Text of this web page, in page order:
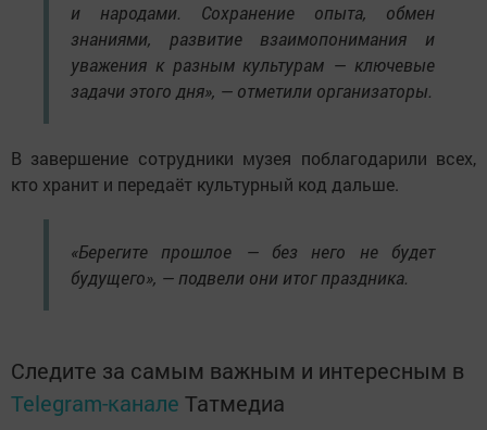
и народами. Сохранение опыта, обмен
знаниями, развитие взаимопонимания и
уважения к разным культурам — ключевые
задачи этого дня», — отметили организаторы.
В завершение сотрудники музея поблагодарили всех,
кто хранит и передаёт культурный код дальше.
«Берегите прошлое — без него не будет
будущего», — подвели они итог праздника.
Следите за самым важным и интересным в
Telegram-канале Татмедиа